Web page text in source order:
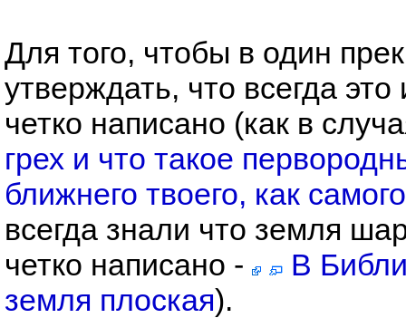
Для того, чтобы в один
утверждать, что всегда
четко написано (как в
грех и что такое
ближнего твоего, как
всегда знали что земля
четко написано -
В
земля плоская).